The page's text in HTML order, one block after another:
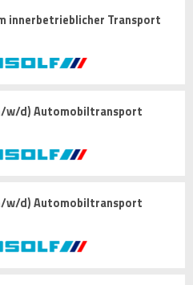
innerbetrieblicher Transport
d) Automobiltransport
d) Automobiltransport